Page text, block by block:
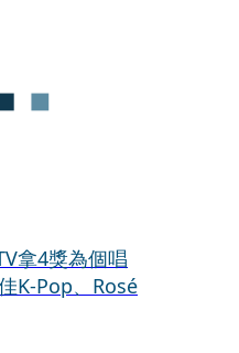
拿4獎為個唱
K-Pop、Rosé